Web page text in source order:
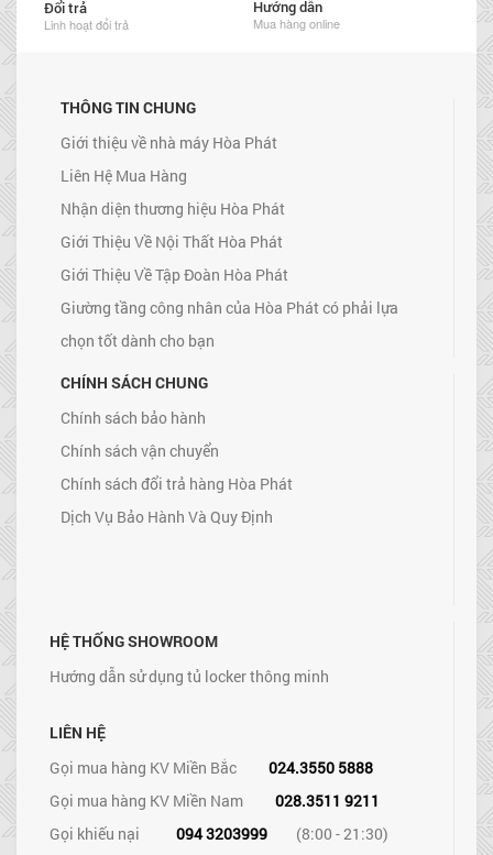
Đổi trả
Linh hoạt đổi trả
Hướng dẫn
Mua hàng online
THÔNG TIN CHUNG
Giới thiệu về nhà máy Hòa Phát
Liên Hệ Mua Hàng
Nhận diện thương hiệu Hòa Phát
Giới Thiệu Về Nội Thất Hòa Phát
Giới Thiệu Về Tập Đoàn Hòa Phát
Giường tầng công nhân của Hòa Phát có phải lựa
chọn tốt dành cho bạn
CHÍNH SÁCH CHUNG
Chính sách bảo hành
Chính sách vận chuyển
Chính sách đổi trả hàng Hòa Phát
Dịch Vụ Bảo Hành Và Quy Định
HỆ THỐNG SHOWROOM
Hướng dẫn sử dụng tủ locker thông minh
LIÊN HỆ
Gọi mua hàng KV Miền Bắc
024.3550 5888
Gọi mua hàng KV Miền Nam
028.3511 9211
Gọi khiếu nại
094 3203999
(8:00 - 21:30)